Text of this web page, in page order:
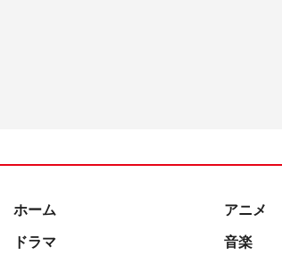
ホーム
ドラマ
アニメ
音楽